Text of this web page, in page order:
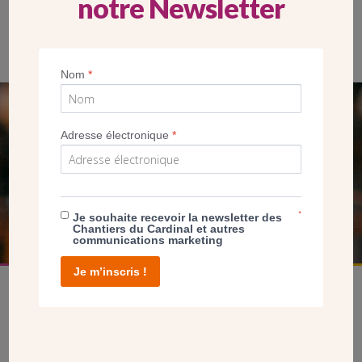
SEUL VOTRE DON
NOUS PERMET D’AGIR
FAIRE UN DON
notre Newsletter
Nom*
Adresse électronique*
Je souhaite recevoir la newsletter des
Chantiers du Cardinal et autres
communications marketing
*
Je m’inscris !